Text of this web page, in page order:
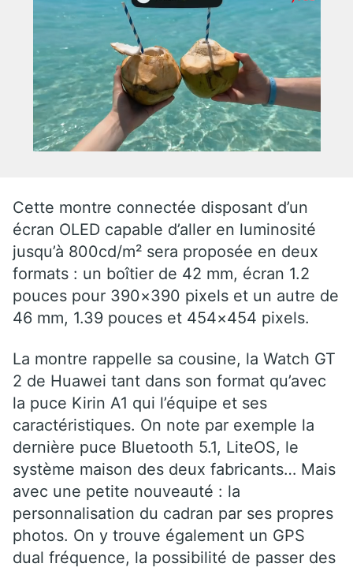
Cette montre connectée disposant d’un
écran OLED capable d’aller en luminosité
jusqu’à 800cd/m² sera proposée en deux
formats : un boîtier de 42 mm, écran 1.2
pouces pour 390×390 pixels et un autre de
46 mm, 1.39 pouces et 454×454 pixels.
La montre rappelle sa cousine, la Watch GT
2 de Huawei tant dans son format qu’avec
la puce Kirin A1 qui l’équipe et ses
caractéristiques. On note par exemple la
dernière puce Bluetooth 5.1, LiteOS, le
système maison des deux fabricants… Mais
avec une petite nouveauté : la
personnalisation du cadran par ses propres
photos. On y trouve également un GPS
dual fréquence, la possibilité de passer des